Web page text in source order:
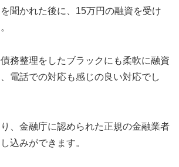
聞かれた後に、15万円の融資を受け
務整理をしたブラックにも柔軟に融資
電話での対応も感じの良い対応でし
、金融庁に認められた正規の金融業者
込みができます。